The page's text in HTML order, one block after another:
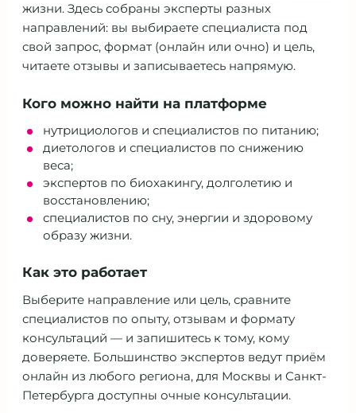
жизни. Здесь собраны эксперты разных
направлений: вы выбираете специалиста под
свой запрос, формат (онлайн или очно) и цель,
читаете отзывы и записываетесь напрямую.
Кого можно найти на платформе
нутрициологов и специалистов по питанию;
диетологов и специалистов по снижению
веса;
экспертов по биохакингу, долголетию и
восстановлению;
специалистов по сну, энергии и здоровому
образу жизни.
Как это работает
Выберите направление или цель, сравните
специалистов по опыту, отзывам и формату
консультаций — и запишитесь к тому, кому
доверяете. Большинство экспертов ведут приём
онлайн из любого региона, для Москвы и Санкт-
Петербурга доступны очные консультации.